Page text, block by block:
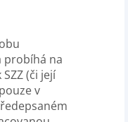
probíhá na
(či její
v